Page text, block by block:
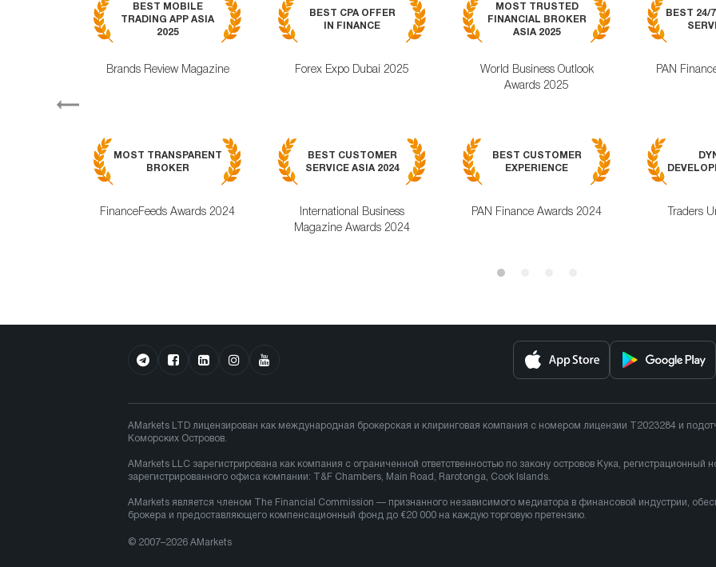
Previous
BEST MOBILE
TRADING APP ASIA
2025
Brands Review Magazine
BEST CPA OFFER
IN FINANCE
Forex Expo Dubai 2025
MOST TRUSTED
FINANCIAL BROKER
ASIA 2025
World Business Outlook
Awards 2025
BEST 24/
PAN
MOST TRANSPARENT
BROKER
FinanceFeeds Awards 2024
BEST CUSTOMER
SERVICE ASIA 2024
International Business
Magazine Awards 2024
BEST CUSTOMER
EXPERIENCE
PAN Finance Awards 2024 Traders
AMarkets LTD лицензирован как международная брокерская и клиринговая компания с номером лицензии T2023284 и
Коморских Островов.
AMarkets LLC зарегистрирована как компания с ограниченной ответственностью по закону островов Кука,
зарегистрированного офиса компании: T&F Chambers, Main Road, Rarotonga, Cook Islands.
AMarkets является членом The Financial Commission — признанного независимого медиатора в финансовой индустрии,
брокера и предоставляющего компенсационный фонд до €20 000 на каждую торговую претензию.
© 2007–2026 AMarkets